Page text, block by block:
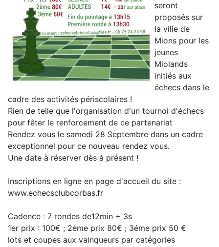
seront
proposés sur
la ville de
Mions pour les
jeunes
Miolands
initiés aux
échecs dans le
cadre des activités périscolaires !
Rien de telle que l'organisation d'un tournoi d'échecs
pour fêter le renforcement de ce partenariat
Rendez vous le samedi 28 Septembre dans un cadre
exceptionnel pour ce nouveau rendez vous.
Une date à réserver dès à présent !
Inscriptions en ligne en page d'accueil du site :
www.echecsclubcorbas.fr
Cadence : 7 rondes de12min + 3s
1er prix : 100€ ; 2éme prix 80€ ; 3éme prix 50 €
lots et coupes aux vainqueurs par catégories